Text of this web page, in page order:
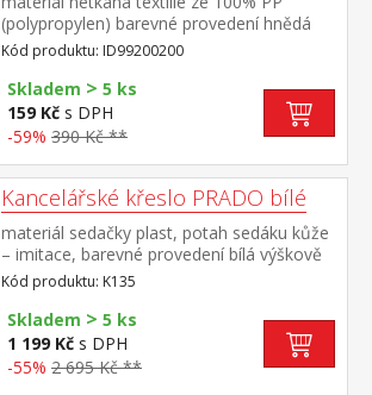
(polypropylen) barevné provedení hnědá
Kód produktu: ID99200200
Skladem > 5 ks
159 Kč s DPH
-59% 390 Kč **
Kancelářské křeslo PRADO bílé
materiál sedačky plast, potah sedáku kůže
– imitace, barevné provedení bílá výškově
nastavitelné, výška sedu 46-55 cm kovový
pochromovaný kříž
Kód produktu: K135
Skladem > 5 ks
1 199 Kč s DPH
-55% 2 695 Kč **